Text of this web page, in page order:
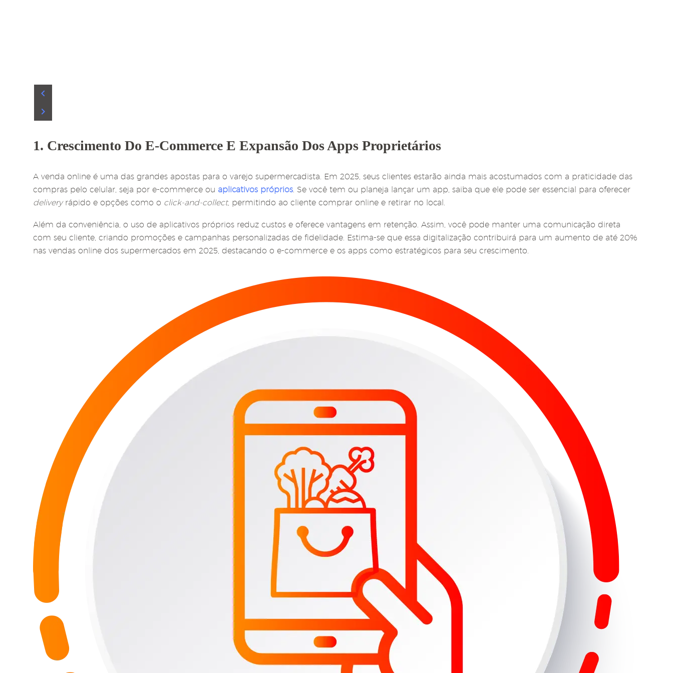
1. Crescimento Do E-Commerce E Expansão Dos Apps Proprietários
A venda online é uma das grandes apostas para o varejo supermercadista. Em 2025, seus clientes estarão ainda mais acostumados com a praticidade das
compras pelo celular, seja por e-commerce ou aplicativos próprios. Se você tem ou planeja lançar um app, saiba que ele pode ser essencial para oferecer
deliveryrápido e opções como o click-and-collect, permitindo ao cliente comprar online e retirar no local.
Além da conveniência, o uso de aplicativos próprios reduz custos e oferece vantagens em retenção. Assim, você pode manter uma comunicação direta
com seu cliente, criando promoções e campanhas personalizadas de fidelidade. Estima-se que essa digitalização contribuirá para um aumento de até 20%
nas vendas online dos supermercados em 2025, destacando o e-commerce e os apps como estratégicos para seu crescimento.